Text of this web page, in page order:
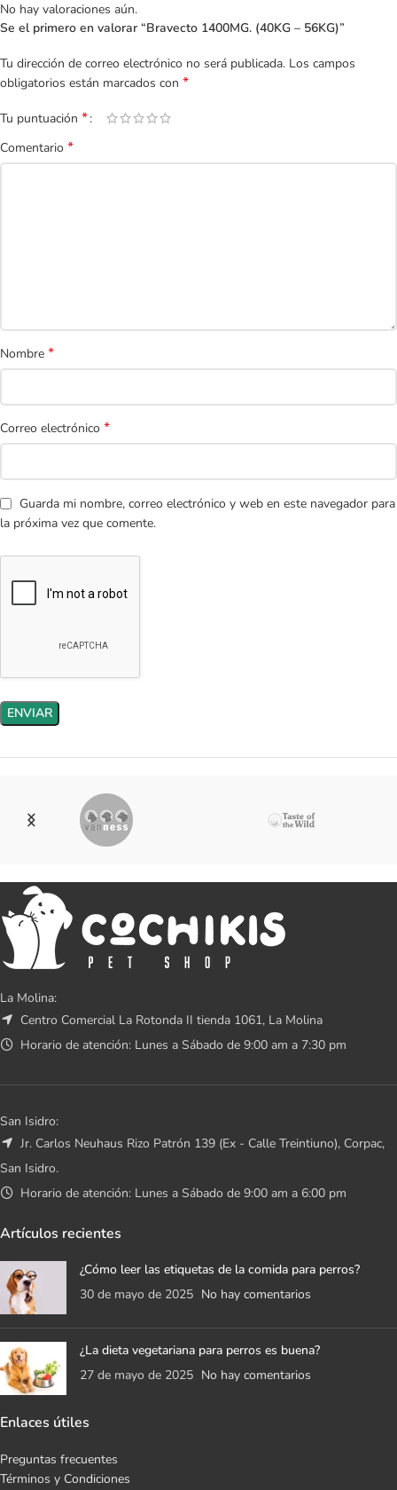
No hay valoraciones aún.
Se el primero en valorar “Bravecto 1400MG. (40KG – 56KG)”
Tu dirección de correo electrónico no será publicada. Los campos
obligatorios están marcados con *
Tu puntuación *
Comentario *
Nombre *
Correo electrónico *
Guarda mi nombre, correo electrónico y web en este navegador para
la próxima vez que comente.
La Molina:
Centro Comercial La Rotonda II tienda 1061, La Molina
Horario de atención: Lunes a Sábado de 9:00 am a 7:30 pm
San Isidro:
Jr. Carlos Neuhaus Rizo Patrón 139 (Ex - Calle Treintiuno), Corpac,
San Isidro.
Horario de atención: Lunes a Sábado de 9:00 am a 6:00 pm
Artículos recientes
¿Cómo leer las etiquetas de la comida para perros?
30 de mayo de 2025 No hay comentarios
¿La dieta vegetariana para perros es buena?
27 de mayo de 2025 No hay comentarios
Enlaces útiles
Preguntas frecuentes
Términos y Condiciones